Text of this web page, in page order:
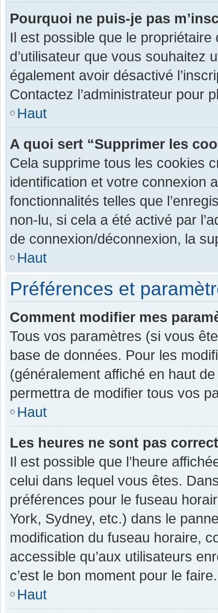
Pourquoi ne puis-je pas
Il est possible que le
d’utilisateur que vous souhaitez
également avoir désactivé
Contactez l’administrateur pour
Haut
A quoi sert “Supprimer les
Cela supprime tous les cookies
identification et votre connexion
fonctionnalités telles que
non-lu, si cela a été activé par
de connexion/déconnexion, la
Haut
Préférences et
Comment modifier mes
Tous vos paramètres (si vous
base de données. Pour les
(généralement affiché en haut
permettra de modifier tous vos
Haut
Les heures ne sont pas
Il est possible que l’heure
celui dans lequel vous êtes.
préférences pour le fuseau
York, Sydney, etc.) dans le
modification du fuseau horaire,
accessible qu’aux utilisateurs
c’est le bon moment pour le faire.
Haut